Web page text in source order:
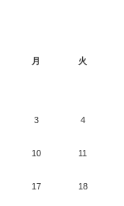
月 火
3 4
10 11
17 18